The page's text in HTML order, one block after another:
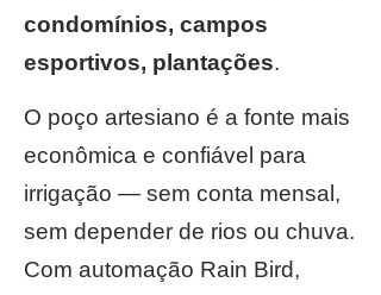
condomínios, campos
esportivos, plantações.
O poço artesiano é a fonte mais
econômica e confiável para
irrigação — sem conta mensal,
sem depender de rios ou chuva.
Com automação Rain Bird,